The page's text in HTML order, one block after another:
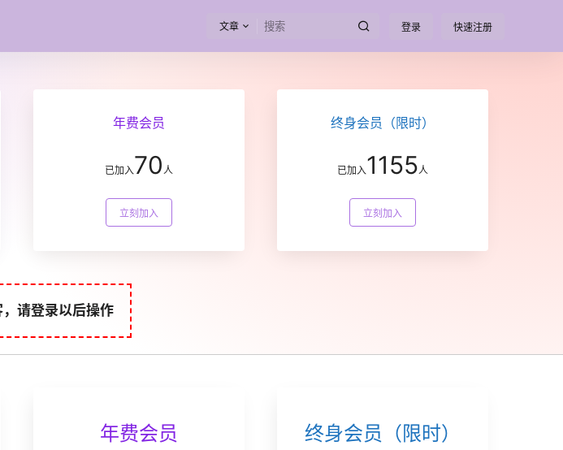
文章 登录 快速注册
年费会员
已加入70人
立刻加入
终身会员（限时）
已加入1155人
立刻加入
请登录以后操作
年费会员 终身会员（限时）